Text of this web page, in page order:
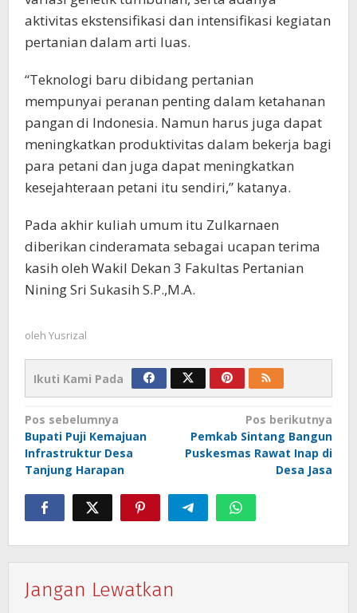
aktivitas ekstensifikasi dan intensifikasi kegiatan
pertanian dalam arti luas.
“Teknologi baru dibidang pertanian
mempunyai peranan penting dalam ketahanan
pangan di Indonesia. Namun harus juga dapat
meningkatkan produktivitas dalam bekerja bagi
para petani dan juga dapat meningkatkan
kesejahteraan petani itu sendiri,” katanya.
Pada akhir kuliah umum itu Zulkarnaen
diberikan cinderamata sebagai ucapan terima
kasih oleh Wakil Dekan 3 Fakultas Pertanian
Nining Sri Sukasih S.P.,M.A.
oleh Yusrizal
Ikuti Kami Pada
Navigasi
pos
Pos sebelumnya
Bupati Puji Kemajuan
Infrastruktur Desa
Tanjung Harapan
Pos berikutnya
Pemkab Sintang Bangun
Puskesmas Rawat Inap di
Desa Jasa
Jangan Lewatkan